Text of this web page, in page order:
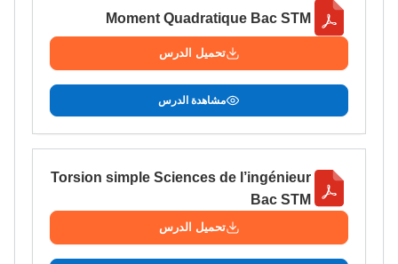
Moment Quadratique Bac STM
تحميل الدرس
مشاهدة الدرس
Torsion simple Sciences de l’ingénieur
Bac STM
تحميل الدرس